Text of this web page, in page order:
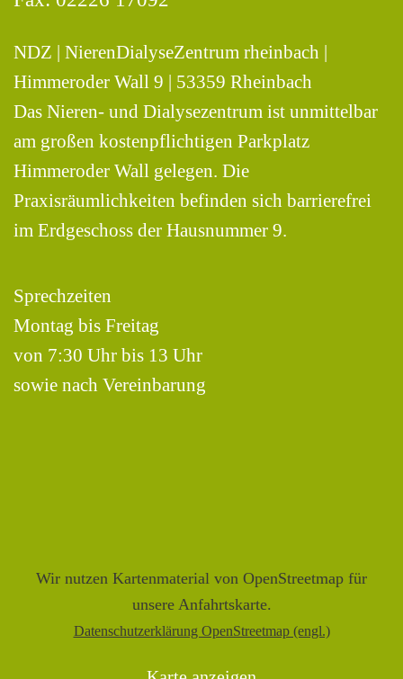
NDZ | NierenDialyseZentrum rheinbach |
Himmeroder Wall 9 | 53359 Rheinbach
Das Nieren- und Dialysezentrum ist unmittelbar
am großen kostenpflichtigen Parkplatz
Himmeroder Wall gelegen. Die
Praxisräumlichkeiten befinden sich barrierefrei
im Erdgeschoss der Hausnummer 9.
Sprechzeiten
Montag bis Freitag
von 7:30 Uhr bis 13 Uhr
sowie nach Vereinbarung
Wir nutzen Kartenmaterial von OpenStreetmap für
unsere Anfahrtskarte.
Datenschutzerklärung OpenStreetmap (engl.)